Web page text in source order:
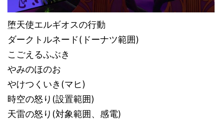
堕天使エルギオスの行動
ダークトルネード(ドーナツ範囲)
こごえるふぶき
やみのほのお
やけつくいき(マヒ)
時空の怒り(設置範囲)
天雷の怒り(対象範囲、感電)